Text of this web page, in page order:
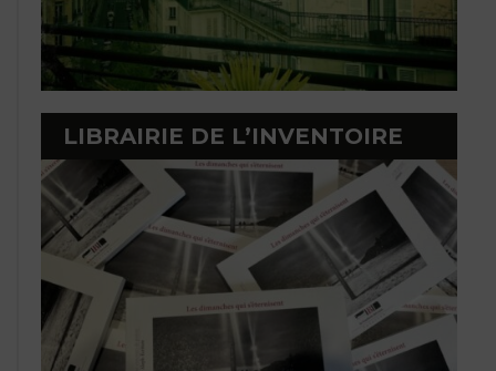
LIBRAIRIE DE L’INVENTOIRE